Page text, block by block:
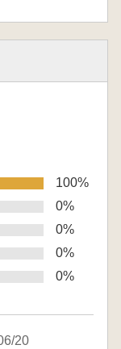
100%
0%
0%
0%
0%
20